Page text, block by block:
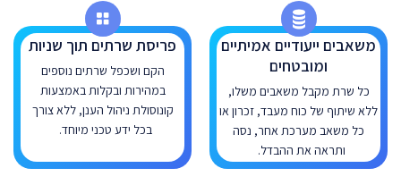
משאבים ייעודיים אמיתיים
ומובטחים
כל שרת מקבל משאבים משלו,
ללא שיתוף של כוח מעבד, זכרון או
כל משאב מערכת אחר, נסה
ותראה את ההבדל.
פריסת שרתים תוך שניות
הקם ושכפל שרתים נוספים
במהירות ובקלות באמצעות
קונוסולת ניהול הענן, ללא צורך
בכל ידע טכני מיוחד.